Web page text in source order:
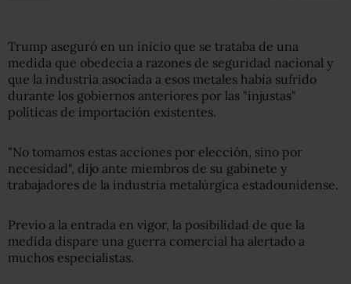
Trump aseguró en un inicio que se trataba de una
medida que obedecía a razones de seguridad nacional y
que la industria asociada a esos metales había sufrido
durante los gobiernos anteriores por las "injustas"
políticas de importación existentes.
"No tomamos estas acciones por elección, sino por
necesidad", dijo ante miembros de su gabinete y
trabajadores de la industria metalúrgica estadounidense.
Previo a la entrada en vigor, la posibilidad de que la
medida dispare una guerra comercial ha alertado a
muchos especialistas.